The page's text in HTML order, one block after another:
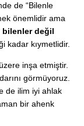
de “Bilenle
önemlidir ama
bilenler değil
kadar kıymetlidir.
inşa etmiştir.
görmüyoruz.
de ilim iyi ahlak
bir ahenk